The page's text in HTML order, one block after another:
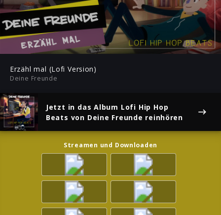
Play
-02:47
Mute
Erzähl mal (Lofi Version)
Deine Freunde
Jetzt in das Album Lofi Hip Hop
Beats von Deine Freunde reinhören
Streamen und Downloaden